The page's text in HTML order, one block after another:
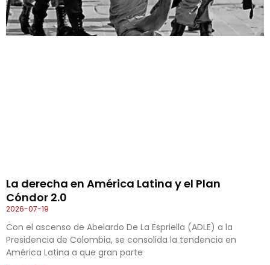
La derecha en América Latina y el Plan
Cóndor 2.0
2026-07-19
Con el ascenso de Abelardo De La Espriella (ADLE) a la
Presidencia de Colombia, se consolida la tendencia en
América Latina a que gran parte